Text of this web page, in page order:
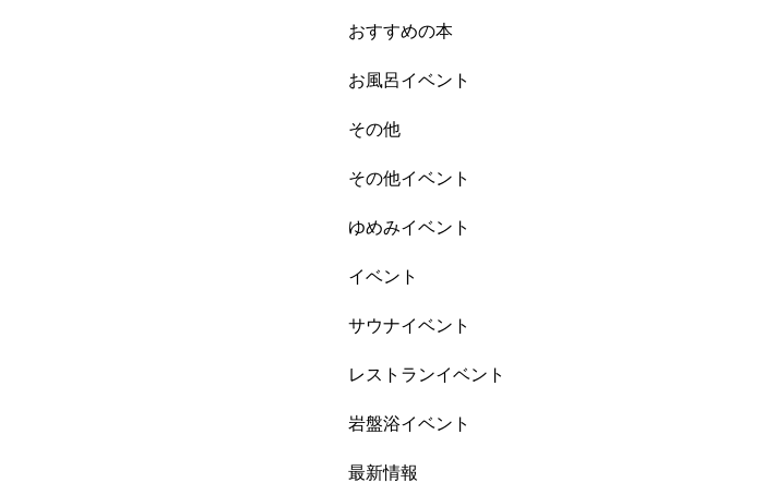
おすすめの本
お風呂イベント
その他
その他イベント
ゆめみイベント
イベント
サウナイベント
レストランイベント
岩盤浴イベント
最新情報